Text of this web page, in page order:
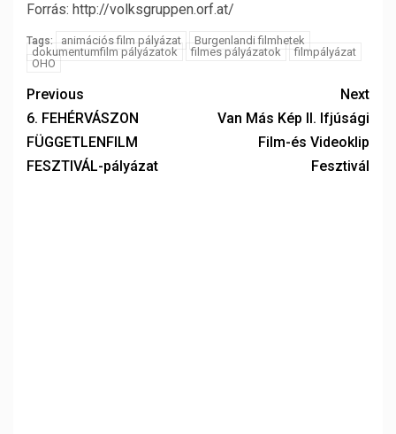
Forrás: http://volksgruppen.orf.at/
Tags: animációs film pályázat
Burgenlandi filmhetek
dokumentumfilm pályázatok
filmes pályázatok
filmpályázat
OHO
Previous
6. FEHÉRVÁSZON
FÜGGETLENFILM
FESZTIVÁL-pályázat
Next
Van Más Kép II. Ifjúsági
Film-és Videoklip
Fesztivál